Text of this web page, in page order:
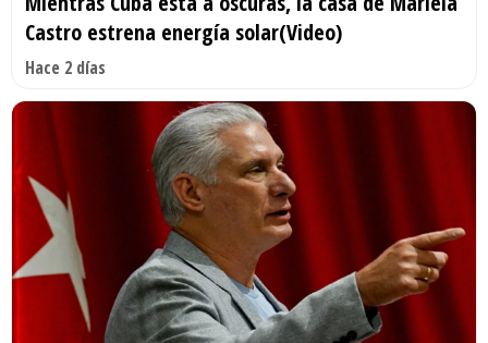
Castro estrena energía solar(Video)
Hace 2 días